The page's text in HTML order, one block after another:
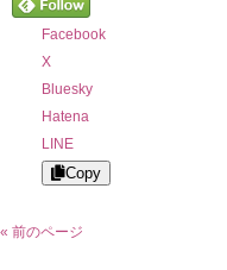
Facebook
X
Bluesky
Hatena
LINE
Copy
« 前のページ